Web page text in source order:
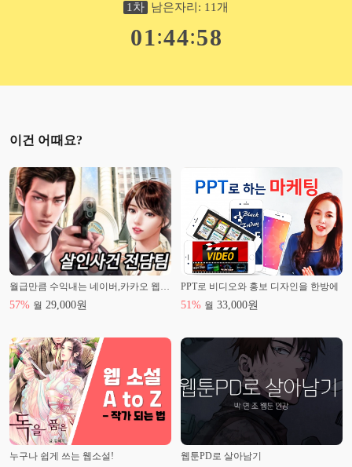
1차 남은자리: 11개
01:44:57
이건 어때요?
57% 월 29,000원
PPT로 비디오와 홍보 디자인을 한방에
51% 월 33,000원
누구나 쉽게 쓰는 웹소설! 웹툰PD로 살아남기